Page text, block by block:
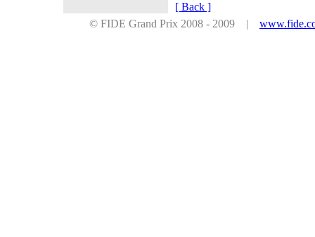
[ Back ]
© FIDE Grand Prix 2008 - 2009 |